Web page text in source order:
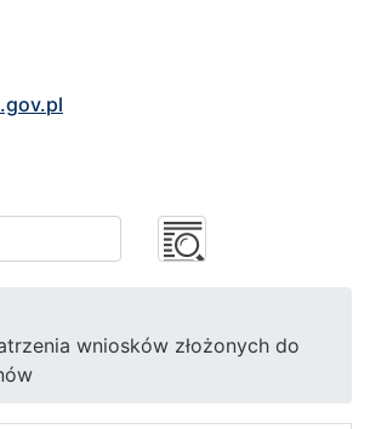
wniosków złożonych do